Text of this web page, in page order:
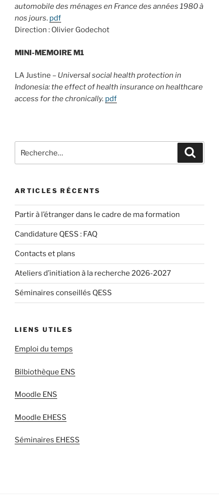
automobile des ménages en France des années 1980 à
nos jours. pdf
Direction : Olivier Godechot
MINI-MEMOIRE M1
LA Justine – Universal social health protection in
Indonesia: the effect of health insurance on healthcare
access for the chronically. pdf
pour
ARTICLES RÉCENTS
Partir à l’étranger dans le cadre de ma formation
Candidature QESS : FAQ
Contacts et plans
Ateliers d’initiation à la recherche 2026-2027
Séminaires conseillés QESS
LIENS UTILES
Emploi du temps
Bilbiothèque ENS
Moodle ENS
Moodle EHESS
Séminaires EHESS